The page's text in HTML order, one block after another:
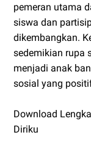
pemeran utama
siswa dan
dikembangkan.
sedemikian rupa
menjadi anak
sosial yang
Download
Diriku